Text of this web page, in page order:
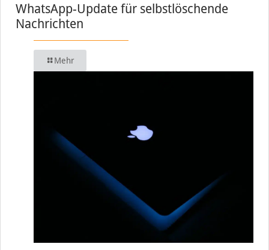
WhatsApp-Update für selbstlöschende
Nachrichten
Mehr